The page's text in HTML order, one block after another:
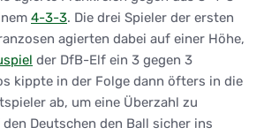
4-3-3. Die drei Spieler der ersten
agierten dabei auf einer Höhe,
der DfB-Elf ein 3 gegen 3
kippte in der Folge dann öfters in die
ab, um eine Überzahl zu
Deutschen den Ball sicher ins